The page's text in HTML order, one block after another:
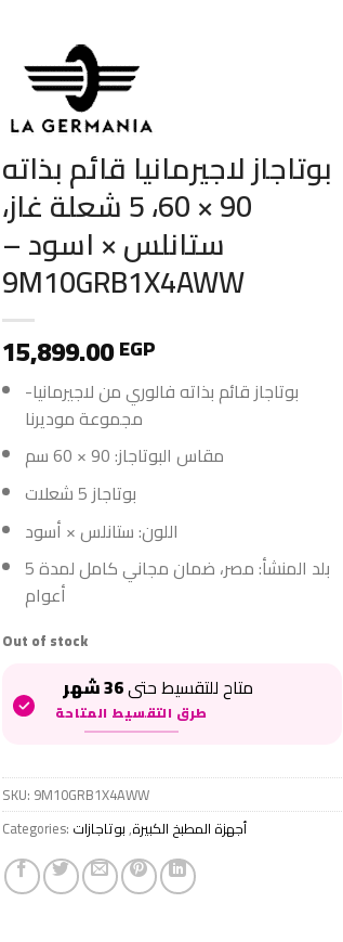
بوتاجاز لاجيرمانيا قائم بذاته
90 × 60، 5 شعلة غاز،
ستانلس × اسود –
9M10GRB1X4AWW
15,899.00EGP
بوتاجاز قائم بذاته فالوري من لاجيرمانيا-
مجموعة موديرنا
مقاس البوتاجاز: 90 × 60 سم
بوتاجاز 5 شعلات
اللون: ستانلس × أسود
بلد المنشأ: مصر، ضمان مجاني كامل لمدة 5
أعوام
Out of stock
متاح للتقسيط حتى36 شهر
طرق التقسيط المتاحة
SKU: 9M10GRB1X4AWW
Categories:
أجهزة المطبخ الكبيرة,بوتاجازات